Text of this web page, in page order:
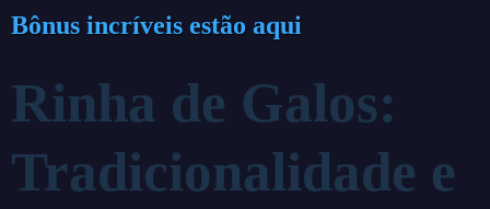
Bônus incríveis estão aqui
Rinha de Galos:
Tradicionalidade e